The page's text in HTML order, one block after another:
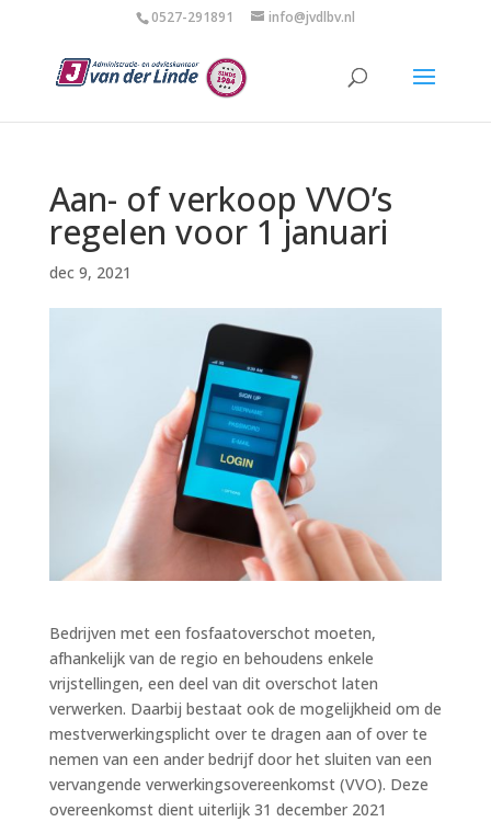
0527-291891 info@jvdlbv.nl
Aan- of verkoop VVO’s
regelen voor 1 januari
dec 9, 2021
Bedrijven met een fosfaatoverschot moeten,
afhankelijk van de regio en behoudens enkele
vrijstellingen, een deel van dit overschot laten
verwerken. Daarbij bestaat ook de mogelijkheid om de
mestverwerkingsplicht over te dragen aan of over te
nemen van een ander bedrijf door het sluiten van een
vervangende verwerkingsovereenkomst (VVO). Deze
overeenkomst dient uiterlijk 31 december 2021